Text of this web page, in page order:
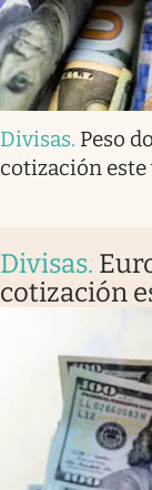
Divisas. Peso
cotización este
Divisas.
cotización